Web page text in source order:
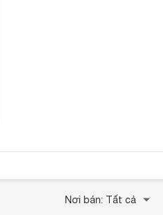
Nơi bán: Tất cả